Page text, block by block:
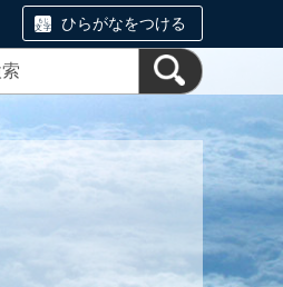
ひらがなをつける